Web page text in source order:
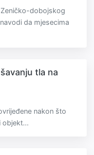
dobojskog
da mjesecima
tla na
nakon što
objekt...